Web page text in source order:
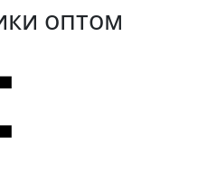
оптом